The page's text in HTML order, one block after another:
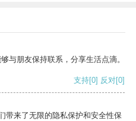
与朋友保持联系，分享生活点滴。
支持[0] 反对[0]
带来了无限的隐私保护和安全性保